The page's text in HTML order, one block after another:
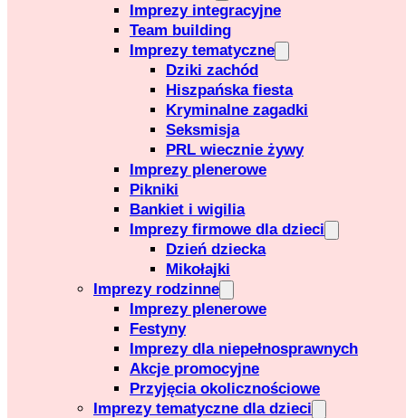
Imprezy integracyjne
Team building
Imprezy tematyczne
Dziki zachód
Hiszpańska fiesta
Kryminalne zagadki
Seksmisja
PRL wiecznie żywy
Imprezy plenerowe
Pikniki
Bankiet i wigilia
Imprezy firmowe dla dzieci
Dzień dziecka
Mikołajki
Imprezy rodzinne
Imprezy plenerowe
Festyny
Imprezy dla niepełnosprawnych
Akcje promocyjne
Przyjęcia okolicznościowe
Imprezy tematyczne dla dzieci